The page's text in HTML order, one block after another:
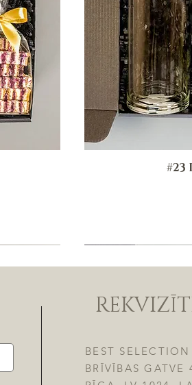
#23
BEST
BRĪVĪBAS GATVE